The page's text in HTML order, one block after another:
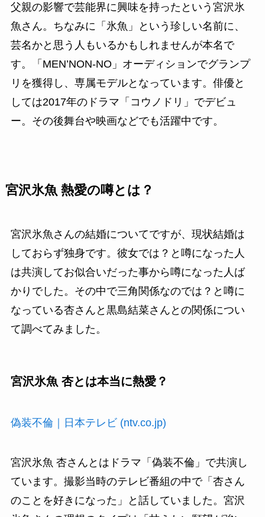
父親の影響で芸能界に興味を持ったという宮沢氷
魚さん。ちなみに「氷魚」という珍しい名前に、
芸名かと思う人もいるかもしれませんが本名で
す。「MEN’NON-NO」オーディションでグランプ
リを獲得し、専属モデルとなっています。俳優と
しては2017年のドラマ「コウノドリ」でデビュ
ー。その後舞台や映画などでも活躍中です。
宮沢氷魚 熱愛の噂とは？
宮沢氷魚さんの結婚についてですが、現状結婚は
しておらず独身です。彼女では？と噂になった人
は共演してお似合いだった事から噂になった人ば
かりでした。その中で三角関係なのでは？と噂に
なっている杏さんと黒島結菜さんとの関係につい
て調べてみました。
宮沢氷魚 杏とは本当に熱愛？
偽装不倫｜日本テレビ (ntv.co.jp)
宮沢氷魚 杏さんとはドラマ「偽装不倫」で共演し
ています。撮影当時のテレビ番組の中で「杏さん
のことを好きになった」と話していました。宮沢